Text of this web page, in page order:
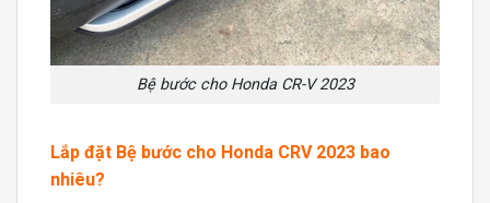
Bệ bước cho Honda CR-V 2023
Lắp đặt Bệ bước cho Honda CRV 2023 bao
nhiêu?